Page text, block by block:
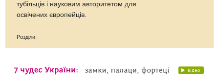
тубільців і науковим авторитетом для
освічених європейців.
Розділи: